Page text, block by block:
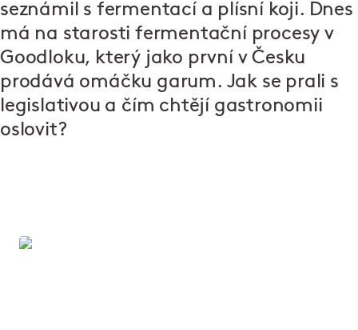
seznámil s fermentací a plísní koji. Dnes
má na starosti fermentační procesy v
Goodloku, který jako první v Česku
prodává omáčku garum. Jak se prali s
legislativou a čím chtějí gastronomii
oslovit?